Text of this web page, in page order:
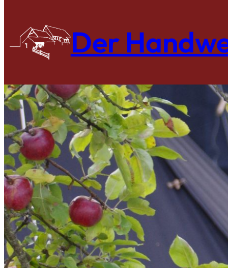
springen
Der